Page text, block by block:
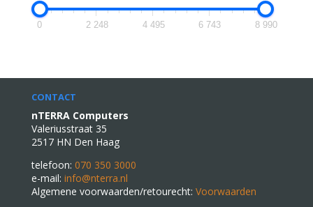
0 2 248 4 495 6 743 8 990
CONTACT
nTERRA Computers
Valeriusstraat 35
2517 HN Den Haag
telefoon: 070 350 3000
e-mail: info@nterra.nl
Algemene voorwaarden/retourecht: Voorwaarden